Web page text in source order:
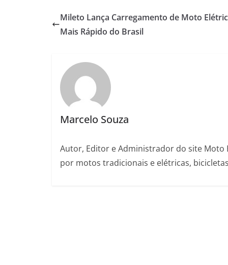
Mileto Lança Carregamento de Moto
Mais Rápido do Brasil
Marcelo Souza
Autor, Editor e Administrador do site Moto
por motos tradicionais e elétricas,